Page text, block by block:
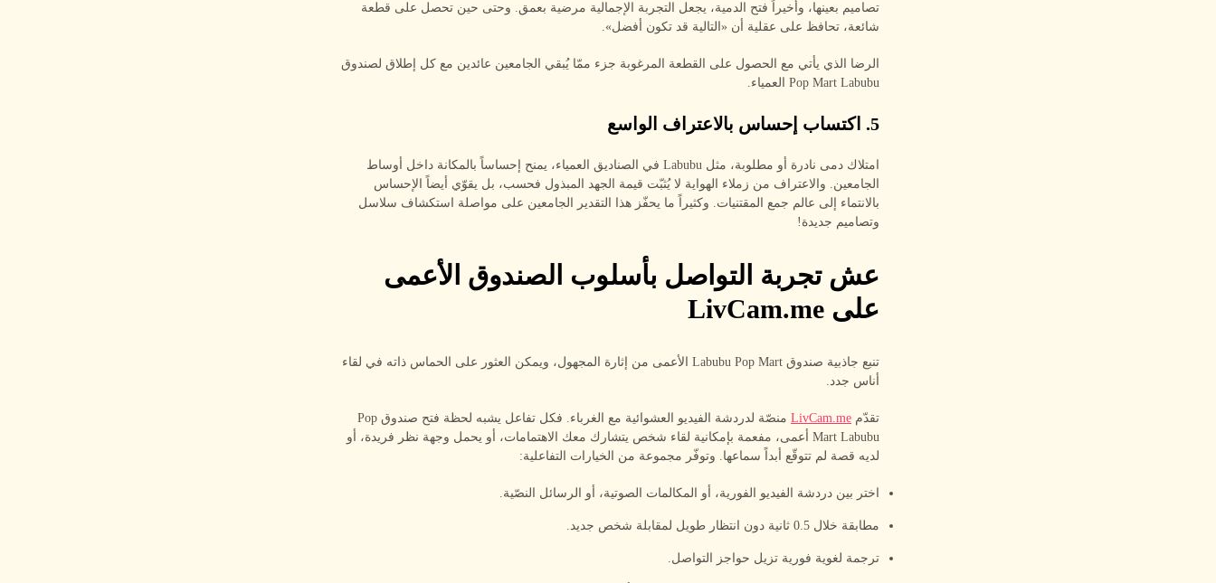
تصاميم بعينها، وأخيراً فتح الدمية، يجعل التجربة الإجمالية مرضية بعمق. وحتى حين تحصل على قطعة
شائعة، تحافظ على عقلية أن «التالية قد تكون أفضل».
الرضا الذي يأتي مع الحصول على القطعة المرغوبة جزء ممّا يُبقي الجامعين عائدين مع كل إطلاق لصندوق
Pop Mart Labubu العمياء.
5. اكتساب إحساس بالاعتراف الواسع
امتلاك دمى نادرة أو مطلوبة، مثل Labubu في الصناديق العمياء، يمنح إحساساً بالمكانة داخل أوساط
الجامعين. والاعتراف من زملاء الهواية لا يُثبّت قيمة الجهد المبذول فحسب، بل يقوّي أيضاً الإحساس
بالانتماء إلى عالم جمع المقتنيات. وكثيراً ما يحفّز هذا التقدير الجامعين على مواصلة استكشاف سلاسل
وتصاميم جديدة!
عش تجربة التواصل بأسلوب الصندوق الأعمى
على LivCam.me
تنبع جاذبية صندوق Labubu Pop Mart الأعمى من إثارة المجهول، ويمكن العثور على الحماس ذاته في لقاء
أناس جدد.
تقدّم LivCam.me
منصّة لدردشة الفيديو العشوائية مع الغرباء. فكل تفاعل يشبه لحظة فتح صندوق Pop
Mart Labubu أعمى، مفعمة بإمكانية لقاء شخص يتشارك معك الاهتمامات، أو يحمل وجهة نظر فريدة، أو
لديه قصة لم تتوقّع أبداً سماعها. وتوفّر مجموعة من الخيارات التفاعلية:
اختر بين دردشة الفيديو الفورية، أو المكالمات الصوتية، أو الرسائل النصّية.
مطابقة خلال 0.5 ثانية دون انتظار طويل لمقابلة شخص جديد.
ترجمة لغوية فورية تزيل حواجز التواصل.